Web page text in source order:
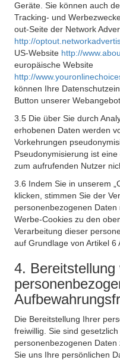
Geräte. Sie können auch
Tracking- und
out-Seite der Network
http://
US-Website http://
europäische Website
http://
können Ihre
Button unserer
3.5 Die über Sie durch
erhobenen Daten werden
Vorkehrungen
Pseudonymisierung ist
zum aufrufenden Nutzer
3.6 Indem Sie in unserem
klicken, stimmen Sie der
personenbezogenen
Werbe-Cookies zu den
Verarbeitung dieser
auf Grundlage von Artikel 6
4. Bereitstellung
Die Bereitstellung Ihrer
freiwillig. Sie sind
personenbezogenen
Sie uns Ihre persönlichen